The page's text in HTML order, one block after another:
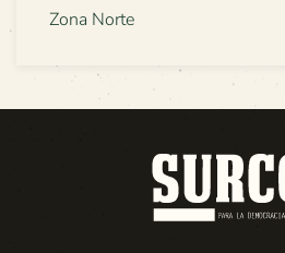
Zona Norte